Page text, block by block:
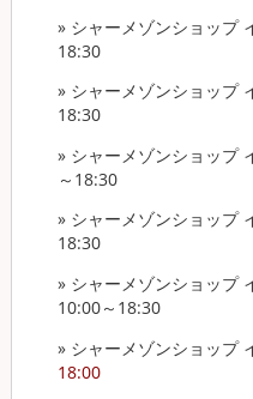
» シャーメゾンショップ
18:30
» シャーメゾンショップ
18:30
» シャーメゾンショップ
～18:30
» シャーメゾンショップ
18:30
» シャーメゾンショップ
10:00～18:30
» シャーメゾンショップ
18:00